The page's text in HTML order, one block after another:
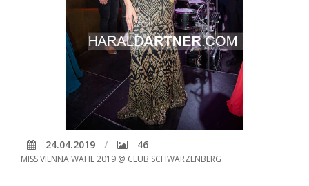
24.04.2019 46
MISS VIENNA WAHL 2019 @ CLUB SCHWARZENBERG